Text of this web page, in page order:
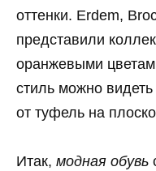
оттенки. Erdem,
представили
оранжевыми
стиль можно
от туфель на
Итак, модная обувь